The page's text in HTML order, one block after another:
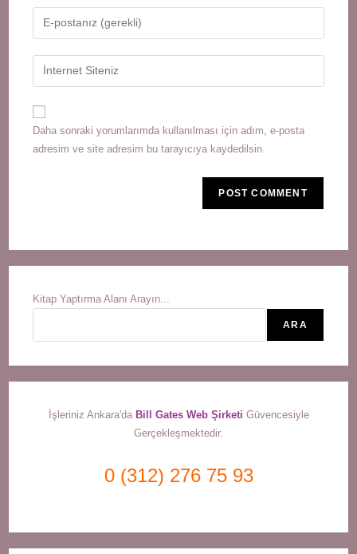
name
comment
Enter
your
email
address
comment
Enter
your
website
URL
(optional)
Daha sonraki yorumlarımda kullanılması için adım, e-posta
adresim ve site adresim bu tarayıcıya kaydedilsin.
Kitap Yaptırma Alanı Arayın...
ARA
İşleriniz Ankara'da Bill Gates Web Şirketi Güvencesiyle
Gerçekleşmektedir.
0 (312) 276 75 93